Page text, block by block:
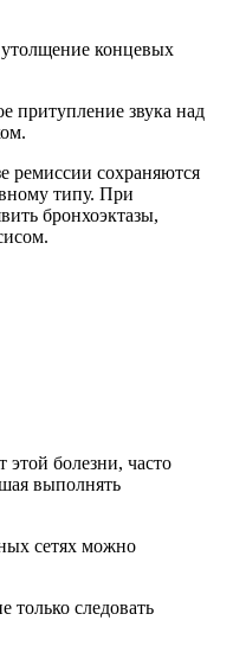
утолщение концевых
притупление звука над
ремиссии сохраняются
типу. При
бронхоэктазы,
болезни, часто
выполнять
сетях можно
только следовать